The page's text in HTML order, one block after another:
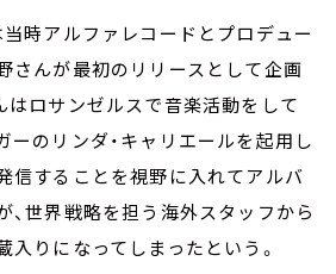
当時アルファレコードとプロデュー
さんが最初のリリースとして企画
はロサンゼルスで音楽活動をして
ーのリンダ・キャリエールを起用し
信することを視野に入れてアルバ
、世界戦略を担う海外スタッフから
入りになってしまったという。